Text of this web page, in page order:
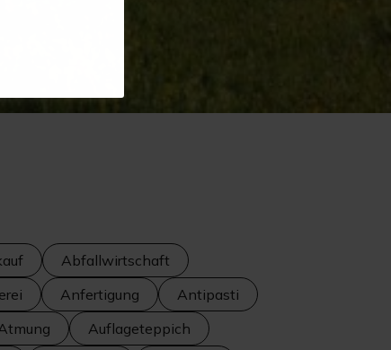
Abfallwirtschaft
Anfertigung
Antipasti
Auflageteppich